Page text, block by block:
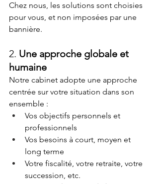
Chez nous, les solutions sont choisies
pour vous, et non imposées par une
bannière.
2. Une approche globale et
humaine
Notre cabinet adopte une approche
centrée sur votre situation dans son
ensemble :
Vos objectifs personnels et
professionnels
Vos besoins à court, moyen et
long terme
Votre fiscalité, votre retraite, votre
succession, etc.